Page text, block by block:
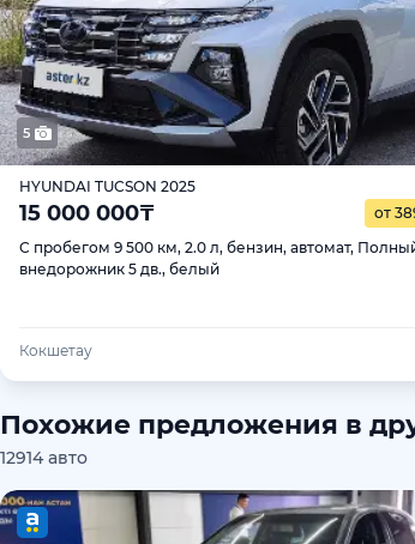
5
HYUNDAI TUCSON 2025
15 000 000₸ от
С пробегом 9 500 км, 2.0 л, бензин, автомат,
внедорожник 5 дв., белый
Кокшетау
Похожие предложения в
12914 авто